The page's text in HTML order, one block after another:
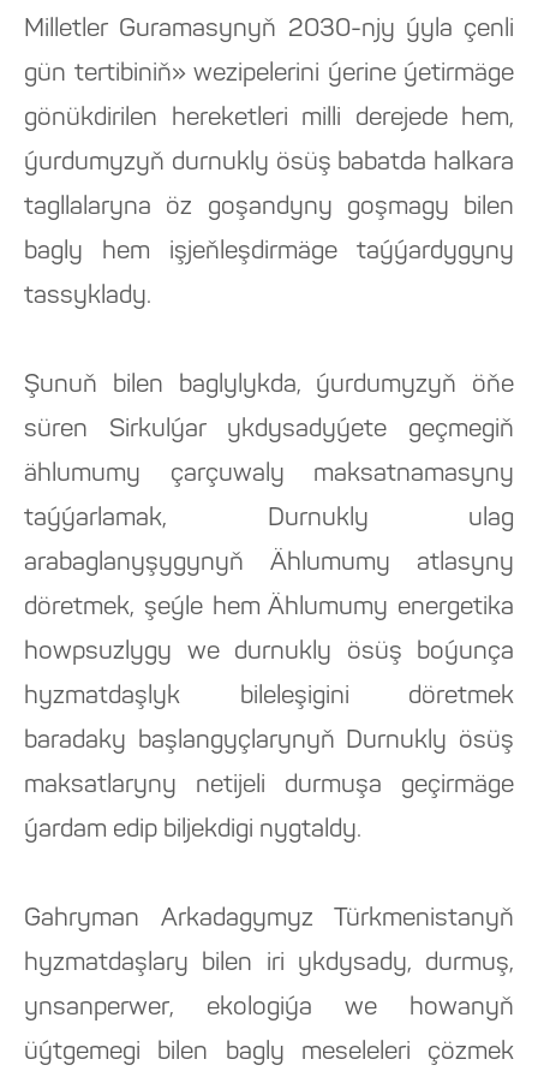
Milletler Guramasynyň 2030-njy ýyla çenli
gün tertibiniň» wezipelerini ýerine ýetirmäge
gönükdirilen hereketleri milli derejede hem,
ýurdumyzyň durnukly ösüş babatda halkara
tagllalaryna öz goşandyny goşmagy bilen
bagly hem işjeňleşdirmäge taýýardygyny
tassyklady.
Şunuň bilen baglylykda, ýurdumyzyň öňe
süren Sirkulýar ykdysadyýete geçmegiň
ählumumy çarçuwaly maksatnamasyny
taýýarlamak, Durnukly ulag
arabaglanyşygynyň Ählumumy atlasyny
döretmek, şeýle hem Ählumumy energetika
howpsuzlygy we durnukly ösüş boýunça
hyzmatdaşlyk bileleşigini döretmek
baradaky başlangyçlarynyň Durnukly ösüş
maksatlaryny netijeli durmuşa geçirmäge
ýardam edip biljekdigi nygtaldy.
Gahryman Arkadagymyz Türkmenistanyň
hyzmatdaşlary bilen iri ykdysady, durmuş,
ynsanperwer, ekologiýa we howanyň
üýtgemegi bilen bagly meseleleri çözmek